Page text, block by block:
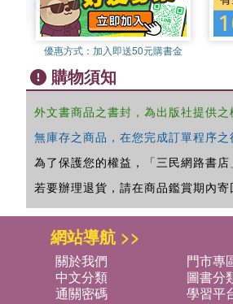
優惠方式： 加入即送50元購書金
購物須知
外文書商品之書封，為出版社提供
無庫存之商品，在您完成訂單程序
為了保護您的權益，「三民網路書店
若要辦理退貨，請在商品鑑賞期內
網站導航 >>
關於我們 門市專
中文分類
圖書分
通關密碼
學習平